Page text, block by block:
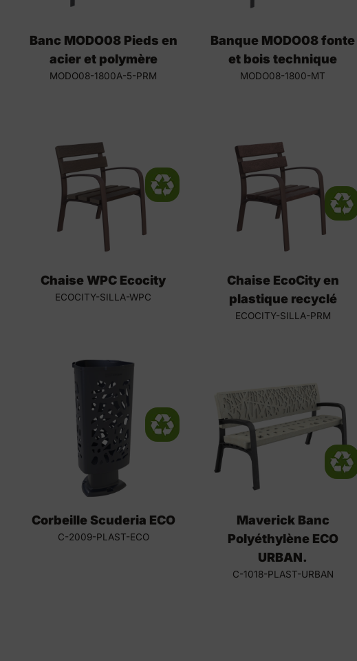
Banc MODO08 Pieds en
acier et polymère
MODO08-1800A-5-PRM
Banque MODO08 fonte
et bois technique
MODO08-1800-MT
Chaise WPC Ecocity
ECOCITY-SILLA-WPC
Chaise EcoCity en
plastique recyclé
ECOCITY-SILLA-PRM
Corbeille Scuderia ECO
C-2009-PLAST-ECO
Maverick Banc
Polyéthylène ECO
URBAN.
C-1018-PLAST-URBAN